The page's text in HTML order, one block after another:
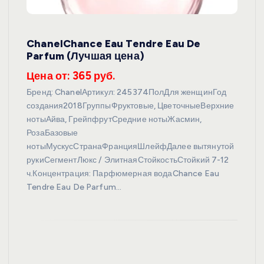
ChanelChance Eau Tendre Eau De
Parfum (Лучшая цена)
Цена от: 365 руб.
Бренд: ChanelАртикул: 245374ПолДля женщинГод
создания2018ГруппыФруктовые, ЦветочныеВерхние
нотыАйва, ГрейпфрутСредние нотыЖасмин,
РозаБазовые
нотыМускусСтранаФранцияШлейфДалее вытянутой
рукиСегментЛюкс / ЭлитнаяСтойкостьСтойкий 7-12
ч.Концентрация: Парфюмерная водаChance Eau
Tendre Eau De Parfum…